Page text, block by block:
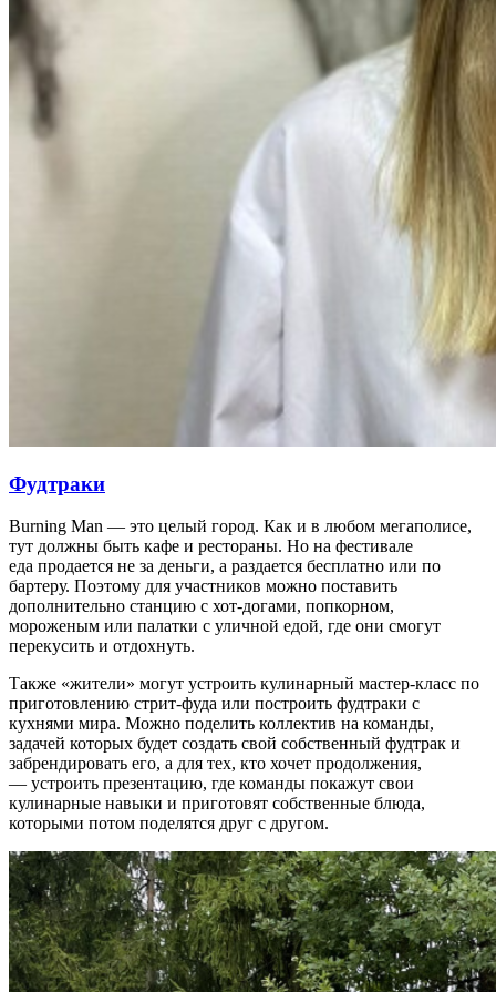
Фудтраки
Burning Man — это целый город. Как и в любом мегаполисе,
тут должны быть кафе и рестораны. Но на фестивале
еда продается не за деньги, а раздается бесплатно или по
бартеру. Поэтому для участников можно поставить
дополнительно станцию с хот-догами, попкорном,
мороженым или палатки с уличной едой, где они смогут
перекусить и отдохнуть.
Также «жители» могут устроить кулинарный мастер-класс по
приготовлению стрит-фуда или построить фудтраки с
кухнями мира. Можно поделить коллектив на команды,
задачей которых будет создать свой собственный фудтрак и
забрендировать его, а для тех, кто хочет продолжения,
— устроить презентацию, где команды покажут свои
кулинарные навыки и приготовят собственные блюда,
которыми потом поделятся друг с другом.